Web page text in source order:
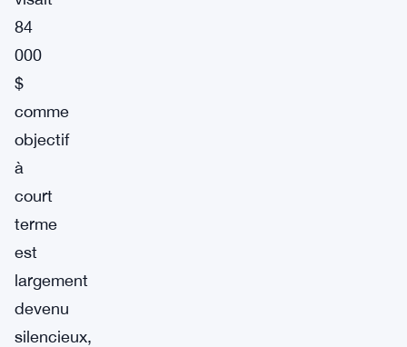
84
000
$
comme
objectif
à
court
terme
est
largement
devenu
silencieux,